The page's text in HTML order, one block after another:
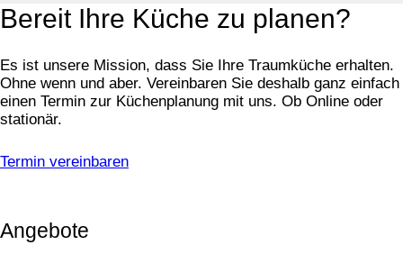
Bereit Ihre Küche zu planen?
Es ist unsere Mission, dass Sie Ihre Traumküche erhalten.
Ohne wenn und aber. Vereinbaren Sie deshalb ganz einfach
einen Termin zur Küchenplanung mit uns. Ob Online oder
stationär.
Termin vereinbaren
Angebote